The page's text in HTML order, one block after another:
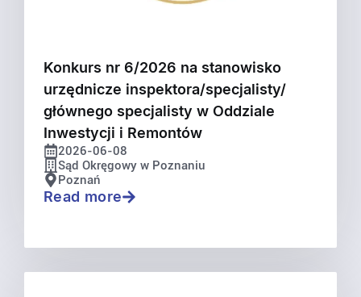
Konkurs nr 6/2026 na stanowisko
urzędnicze inspektora/specjalisty/
głównego specjalisty w Oddziale
Inwestycji i Remontów
2026-06-08
Sąd Okręgowy w Poznaniu
Poznań
Read more